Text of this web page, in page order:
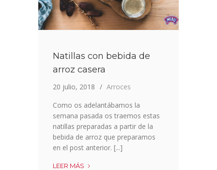
Natillas con bebida de
arroz casera
20 julio, 2018
Arroces
Como os adelantábamos la
semana pasada os traemos estas
natillas preparadas a partir de la
bebida de arroz que preparamos
en el post anterior. [...]
LEER MÁS